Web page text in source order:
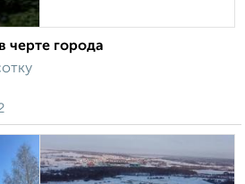
черте города